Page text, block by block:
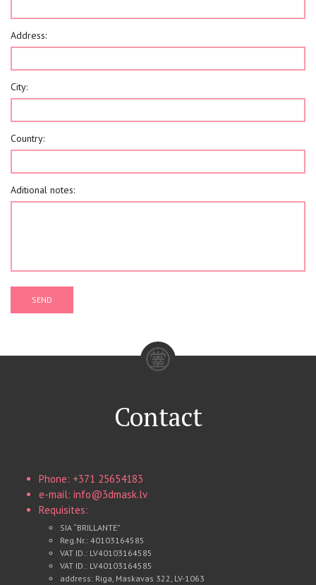
Address:
City:
Country:
Aditional notes:
SEND
Contact
Phone: +371 25654183
e-mail: info@3dmask.lv
Requisites:
SIA “BRILLANTE”
Reg.Nr.: 40103164585
VAT ID.: LV40103164585
VAT ID.: LV40103164585
address: Riga, Maskavas 322, LV-1063